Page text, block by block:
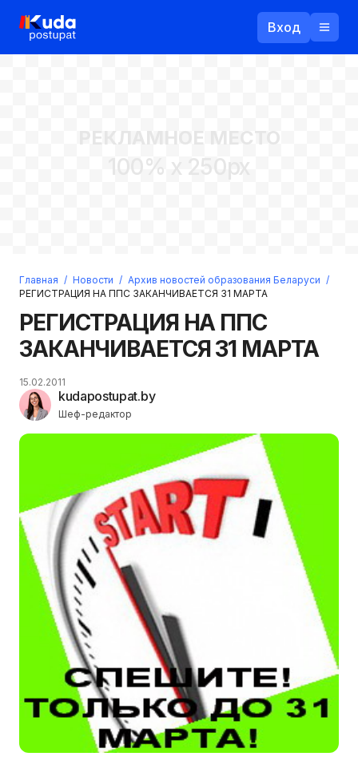
Вход
Войти
Регистрация
Прислать пароль
РЕКЛАМНОЕ МЕСТО
100% x 250px
Главная / Новости / Архив новостей образования Беларуси /
РЕГИСТРАЦИЯ НА ППС ЗАКАНЧИВАЕТСЯ 31 МАРТА
РЕГИСТРАЦИЯ НА ППС
ЗАКАНЧИВАЕТСЯ 31 МАРТА
kudapostupat.by
Шеф-редактор
15.02.2011